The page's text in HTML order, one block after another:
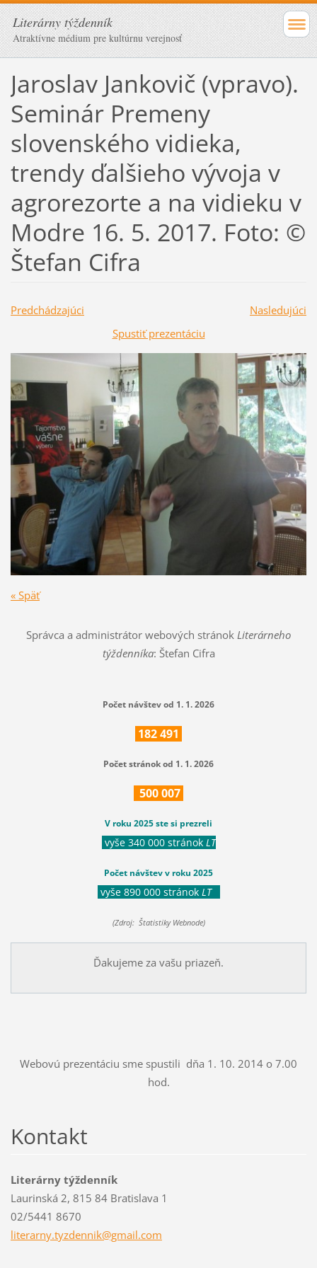
Literárny týždenník
Atraktívne médium pre kultúrnu verejnosť
Jaroslav Jankovič (vpravo).
Seminár Premeny
slovenského vidieka,
trendy ďalšieho vývoja v
agrorezorte a na vidieku v
Modre 16. 5. 2017. Foto: ©
Štefan Cifra
Predchádzajúci
Nasledujúci
Spustiť prezentáciu
« Späť
Správca a administrátor webových stránok Literárneho
týždenníka: Štefan Cifra
Počet návštev od 1. 1. 2026
182491
Počet stránok od 1. 1. 2026
500007
V roku 2025 ste si prezreli
vyše 340 000 stránok LT
Počet návštev v roku 2025
vyše 890 000 stránok LT
(Zdroj: Štatistiky Webnode)
Ďakujeme za vašu priazeň.
Webovú prezentáciu sme spustili dňa 1. 10. 2014 o 7.00
hod.
Kontakt
Literárny týždenník
Laurinská 2, 815 84 Bratislava 1
02/5441 8670
literarny.tyzdennik@gmail.com